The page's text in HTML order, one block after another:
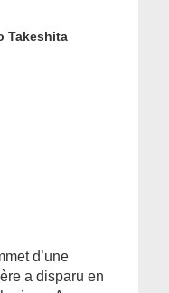
Takeshita
d’une
a disparu en